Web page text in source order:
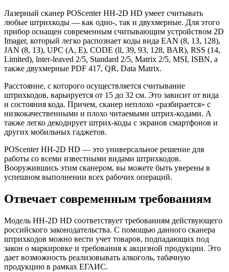
Лазерный сканер POScenter HH-2D HD умеет считывать
любые штрихкоды — как одно-, так и двухмерные. Для этого
прибор оснащен современным считывающим устройством 2D
Imager, который легко распознает коды вида EAN (8, 1З, 128),
JAN (8, 1З), UPC (A, E), CODE (ll, З9, 93, 128, BAR), RSS (14,
Limited), lnter-leaved 2/5, Standard 2/5, Matrix 2/5, MSI, ISBN, а
также двухмерные PDF 417, QR, Data Matrix.
Расстояние, с которого осуществляется считывание
штрихкодов, варьируется от 15 до 32 см. Это зависит от вида
и состояния кода. Причем, сканер неплохо «разбирается» с
низкокачественными и плохо читаемыми штрих-кодами. А
также легко декодирует штрих-коды с экранов смартфонов и
других мобильных гаджетов.
POScenter HH-2D HD — это универсальное решение для
работы со всеми известными видами штрихкодов.
Вооружившись этим сканером, вы можете быть уверены в
успешном выполнении всех рабочих операций.
Отвечает современным требованиям
Модель HH-2D HD соответствует требованиям действующего
российского законодательства. С помощью данного сканера
штрихкодов можно вести учет товаров, подпадающих под
закон о маркировке и требования к акцизной продукции. Это
дает возможность реализовывать алкоголь, табачную
продукцию в рамках ЕГАИС.